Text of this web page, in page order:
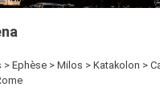
Ephèse > Milos > Katakolon >